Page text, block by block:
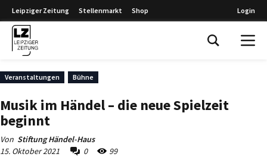
Leipziger Zeitung Stellenmarkt Shop Login
Veranstaltungen Bühne
Musik im Händel – die neue Spielzeit
beginnt
Von Stiftung Händel-Haus
15. Oktober 2021
0 99